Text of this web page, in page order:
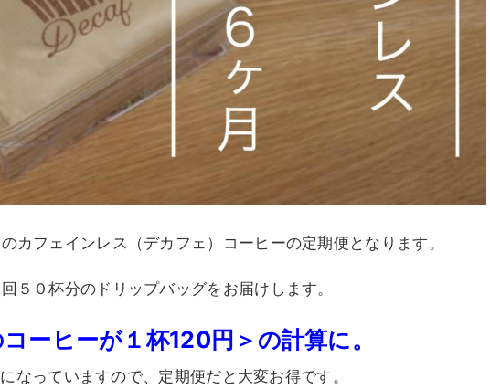
カフェインレス（デカフェ）コーヒーの定期便となります。
０杯分のドリップバッグをお届けします。
ーヒーが１杯120円＞の計算に。
になっていますので、定期便だと大変お得です。